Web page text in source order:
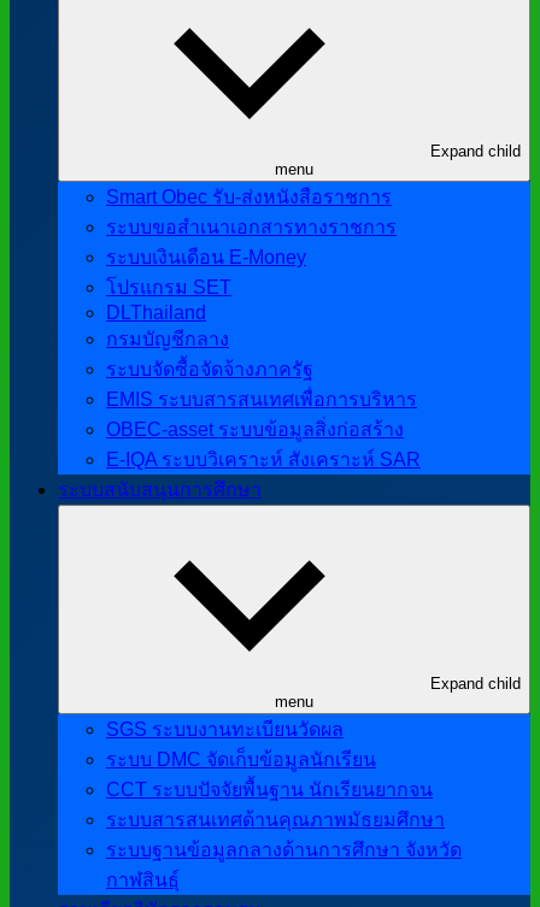
Expand child
menu
Smart Obec รับ-ส่งหนังสือราชการ
ระบบขอสำเนาเอกสารทางราชการ
ระบบเงินเดือน E-Money
โปรแกรม SET
DLThailand
กรมบัญชีกลาง
ระบบจัดซื้อจัดจ้างภาครัฐ
EMIS ระบบสารสนเทศเพื่อการบริหาร
OBEC-asset ระบบข้อมูลสิ่งก่อสร้าง
E-IQA ระบบวิเคราะห์ สังเคราะห์ SAR
ระบบสนับสนุนการศึกษา
Expand child
menu
SGS ระบบงานทะเบียนวัดผล
ระบบ DMC จัดเก็บข้อมูลนักเรียน
CCT ระบบปัจจัยพื้นฐาน นักเรียนยากจน
ระบบสารสนเทศด้านคุณภาพมัธยมศึกษา
ระบบฐานข้อมูลกลางด้านการศึกษา จังหวัด
กาฬสินธุ์